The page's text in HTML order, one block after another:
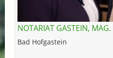
NOTARIAT GASTEIN, MAG.
Bad Hofgastein